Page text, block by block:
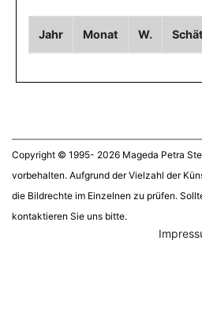
Jahr Monat W.
Copyright © 1995- 2026 Mageda Petra
vorbehalten. Aufgrund der Vielzahl der
die Bildrechte im Einzelnen zu prüfen.
kontaktieren Sie uns bitte.